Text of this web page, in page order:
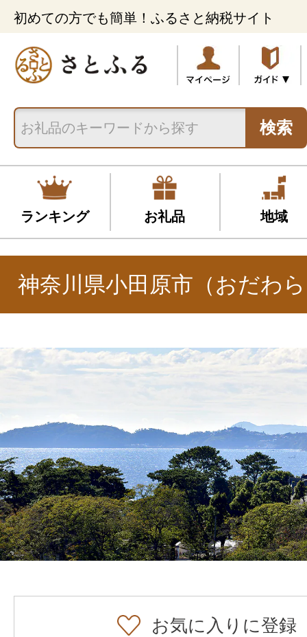
初めての方でも簡単！ふるさと納税サイト
検索
ランキング お礼品 地域
神奈川県小田原市（おだわ
お気に入りに登録